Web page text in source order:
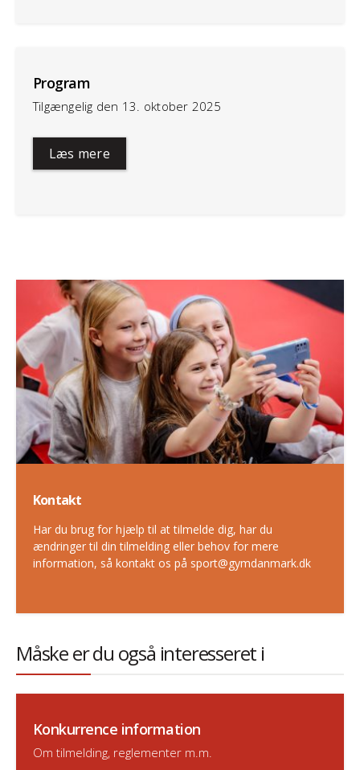
Program
Tilgængelig den 13. oktober 2025
Læs mere
Kontakt
Har du brug for hjælp til at tilmelde dig, har du
ændringer til din tilmelding eller behov for mere
information, så kontakt os på sport@gymdanmark.dk
Måske er du også interesseret i
Konkurrence information
Om tilmelding, reglementer m.m.